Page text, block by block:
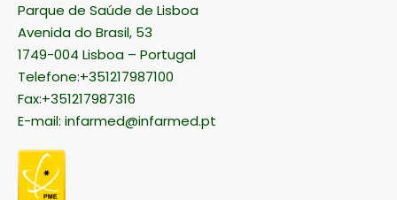
Parque de Saúde de Lisboa
Avenida do Brasil, 53
1749-004 Lisboa – Portugal
Telefone:+351217987100
Fax:+351217987316
E-mail: infarmed@infarmed.pt